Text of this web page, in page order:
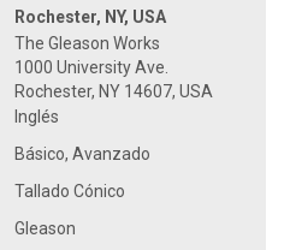
Rochester, NY, USA
The Gleason Works
1000 University Ave.
Rochester, NY 14607, USA
Inglés
Básico, Avanzado
Tallado Cónico
Gleason